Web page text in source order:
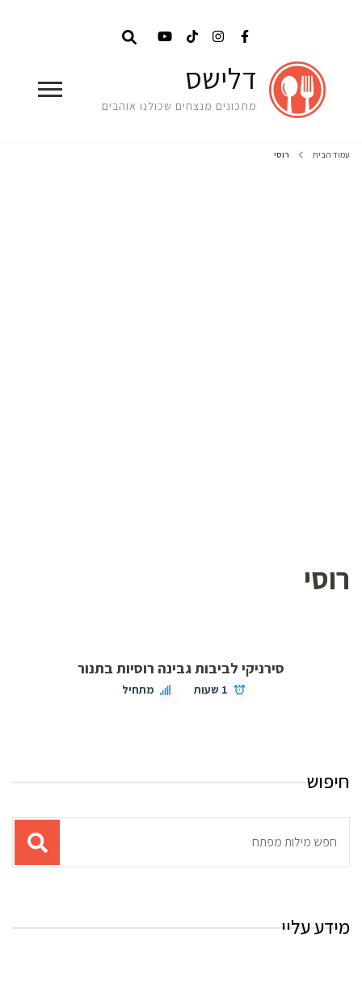
דלישס
מתכונים מנצחים שכולנו אוהבים
עמוד הבית רוסי
רוסי
סירניקי לביבות גבינה רוסיות בתנור
1 שעות מתחיל
חיפוש
מידע עליי